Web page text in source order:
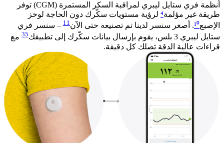
أنظمة فري ستايل ليبري لمراقبة السكر المستمرة (CGM) توفر
طريقة غير مؤلمة⁴ لرؤية مستويات سكّرك دون الحاجة لوخز
الإصبع¹⁰. أصغر سنسر لدينا تم تصنيعه حتى الآن11 – سنسر فري
ستايل ليبري 3 بلس، يقوم بإرسال بيانات سكّرك إلى تطبيقك
35 مع
قراءات عالية الدقة تصلك كل دقيقة.